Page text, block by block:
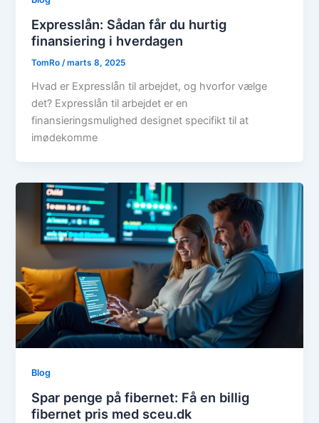
Expresslån: Sådan får du hurtig
finansiering i hverdagen
TomRo/marts 8, 2025
Hvad er Expresslån til arbejdet, og hvorfor vælge
det? Expresslån til arbejdet er en
finansieringsmulighed designet specifikt til at
imødekomme
Blog
Spar penge på fibernet: Få en billig
fibernet pris med sceu.dk